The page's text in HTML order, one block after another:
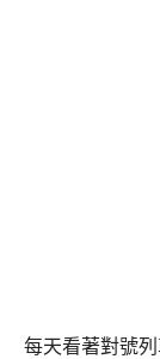
每天看著對號